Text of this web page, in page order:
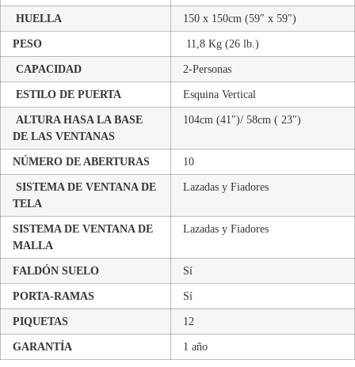
HUELLA
150 x 150cm (59″ x 59″)
PESO
11,8 Kg (26 lb.)
CAPACIDAD
2-Personas
ESTILO DE PUERTA
Esquina Vertical
ALTURA HASA LA BASE
DE LAS VENTANAS
104cm (41″)/ 58cm ( 23″)
NÚMERO DE ABERTURAS
10
SISTEMA DE VENTANA DE
TELA
Lazadas y Fiadores
SISTEMA DE VENTANA DE
MALLA
Lazadas y Fiadores
FALDÓN SUELO
Sí
PORTA-RAMAS
Sí
PIQUETAS
12
GARANTÍA
1 año